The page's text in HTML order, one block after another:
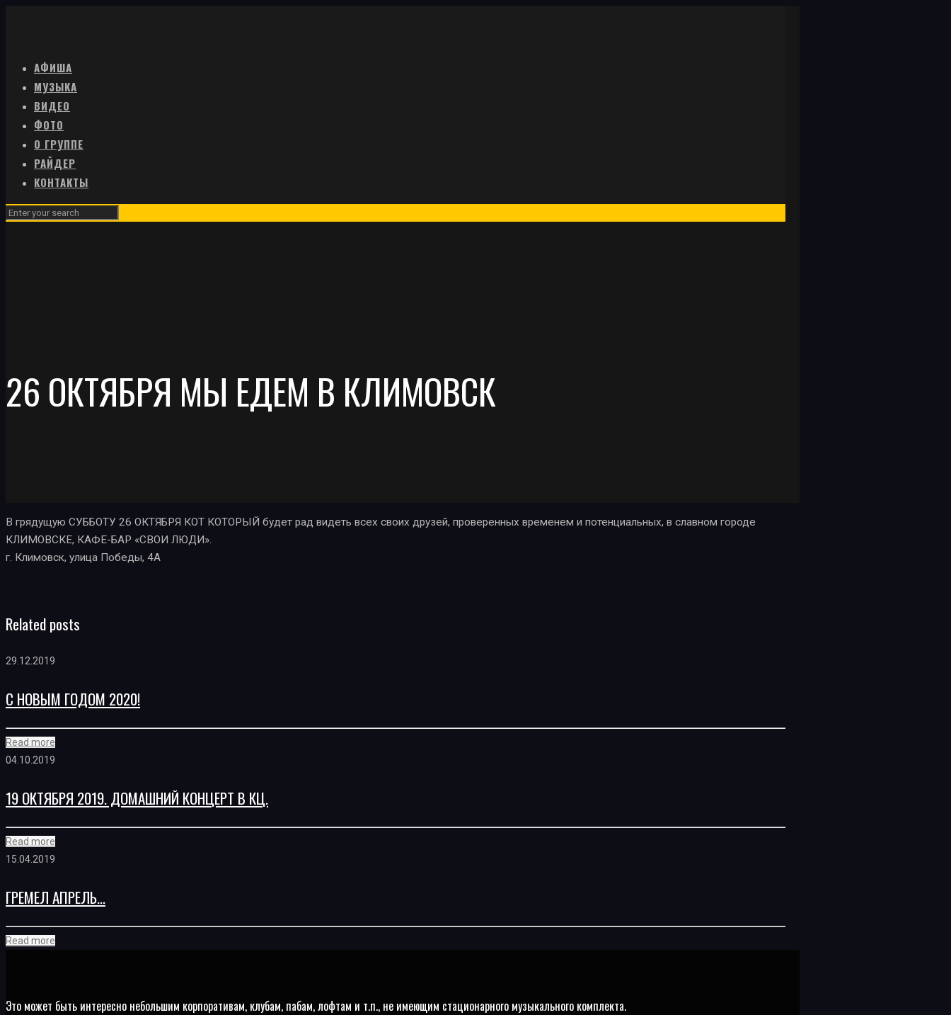
АФИША
МУЗЫКА
ВИДЕО
ФОТО
О ГРУППЕ
РАЙДЕР
КОНТАКТЫ
26 ОКТЯБРЯ МЫ ЕДЕМ В КЛИМОВСК
В грядущую СУББОТУ 26 ОКТЯБРЯ КОТ КОТОРЫЙ будет рад видеть всех своих друзей, проверенных временем и потенциальных, в славном городе
КЛИМОВСКЕ, КАФЕ-БАР «СВОИ ЛЮДИ».
г. Климовск, улица Победы, 4А
Related posts
29.12.2019
С НОВЫМ ГОДОМ 2020!
Read more
04.10.2019
19 ОКТЯБРЯ 2019. ДОМАШНИЙ КОНЦЕРТ В КЦ.
Read more
15.04.2019
ГРЕМЕЛ АПРЕЛЬ…
Read more
Это может быть интересно небольшим корпоративам, клубам, пабам, лофтам и т.п., не имеющим стационарного музыкального комплекта.